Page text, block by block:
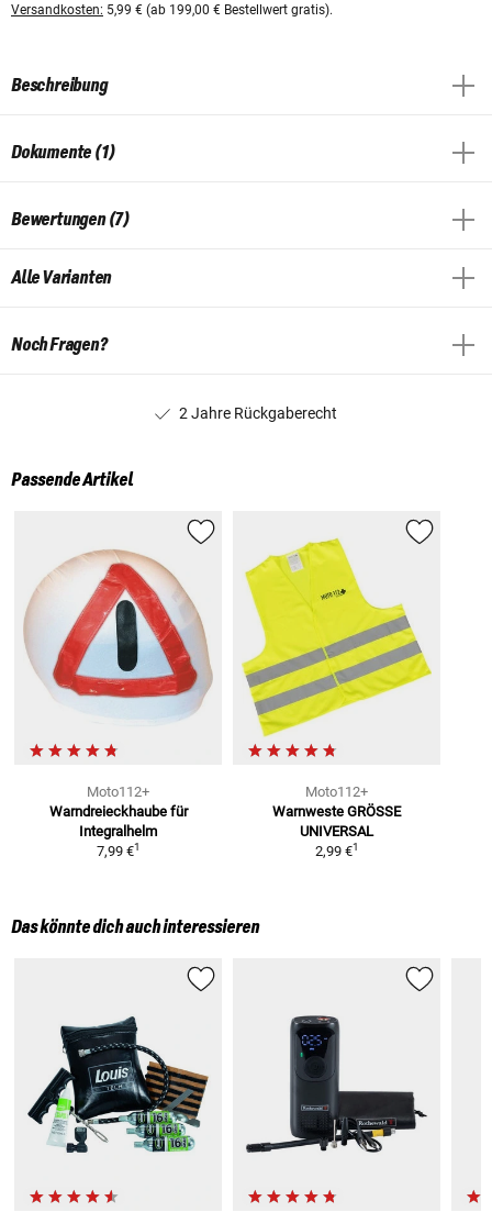
Versandkosten: 5,99 € (ab 199,00 € Bestellwert gratis).
Beschreibung
Dokumente (1)
Bewertungen (7)
Alle Varianten
Noch Fragen?
2 Jahre Rückgaberecht
Passende Artikel
Moto112+
Warndreieckhaube für
Integralhelm
7,99 €1
Moto112+
Warnweste GRÖSSE
UNIVERSAL
2,99 €1
Das könnte dich auch interessieren